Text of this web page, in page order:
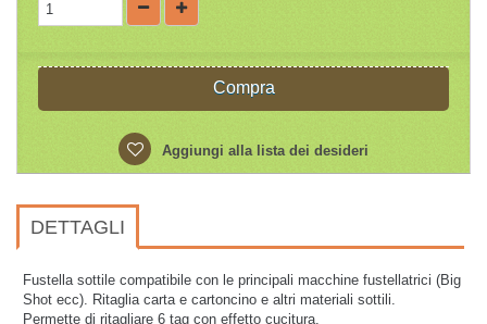
Compra
Aggiungi alla lista dei desideri
DETTAGLI
Fustella sottile compatibile con le principali macchine fustellatrici (Big
Shot ecc). Ritaglia carta e cartoncino e altri materiali sottili.
Permette di ritagliare 6 tag con effetto cucitura.